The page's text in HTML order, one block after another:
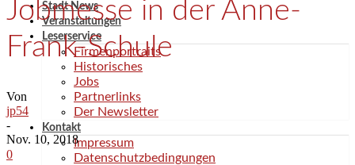
Stadt News
Veranstaltungen
Leserservice
Firmenportraits
Historisches
Jobs
Partnerlinks
Der Newsletter
Kontakt
Impressum
Datenschutzbedingungen
Jobmesse in der Anne-
Frank-Schule
Von
jp54
-
Nov. 10, 2018
0